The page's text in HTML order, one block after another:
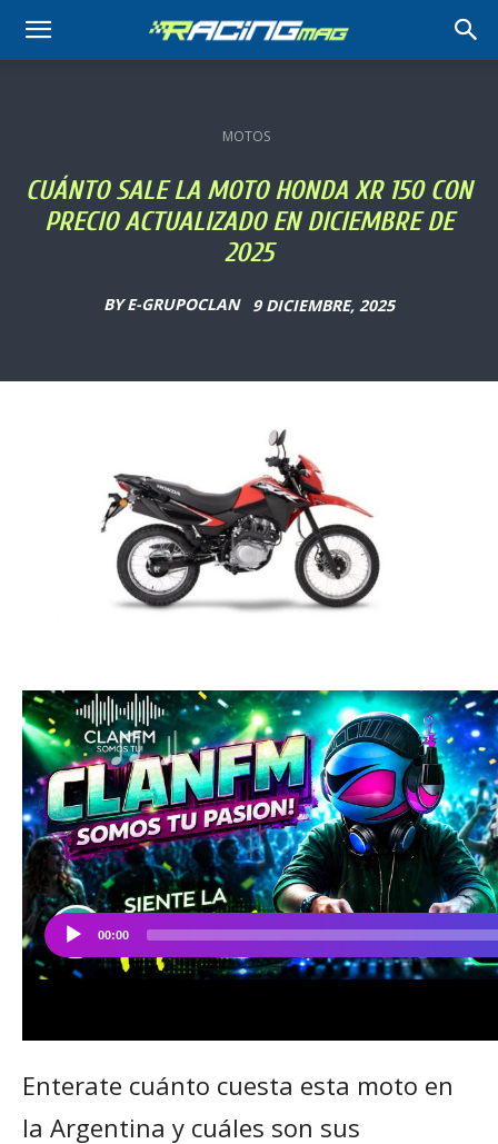
RACING
MOTOS
CUÁNTO SALE LA MOTO HONDA XR 150 CON
PRECIO ACTUALIZADO EN DICIEMBRE DE
2025
BY E-GRUPOCLAN 9 DICIEMBRE, 2025
Enterate cuánto cuesta esta moto en
la Argentina y cuáles son sus